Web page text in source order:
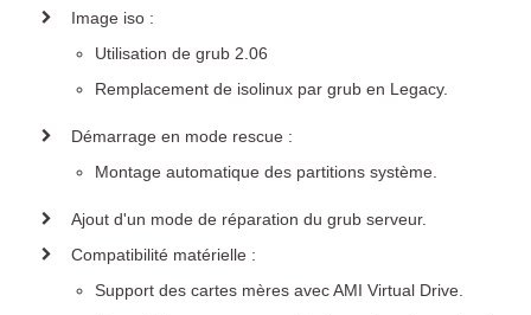
Image iso :
Utilisation de grub 2.06
Remplacement de isolinux par grub en Legacy.
Démarrage en mode rescue :
Montage automatique des partitions système.
Ajout d'un mode de réparation du grub serveur.
Compatibilité matérielle :
Support des cartes mères avec AMI Virtual Drive.